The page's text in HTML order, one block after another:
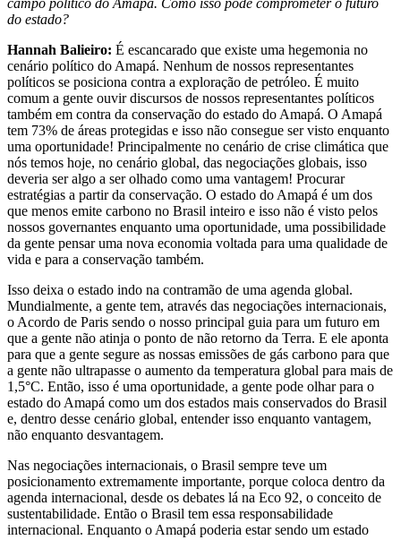
do estado?
Hannah Balieiro: É escancarado que existe uma hegemonia no
cenário político do Amapá. Nenhum de nossos representantes
políticos se posiciona contra a exploração de petróleo. É muito
comum a gente ouvir discursos de nossos representantes políticos
também em contra da conservação do estado do Amapá. O Amapá
tem 73% de áreas protegidas e isso não consegue ser visto enquanto
uma oportunidade! Principalmente no cenário de crise climática que
nós temos hoje, no cenário global, das negociações globais, isso
deveria ser algo a ser olhado como uma vantagem! Procurar
estratégias a partir da conservação. O estado do Amapá é um dos
que menos emite carbono no Brasil inteiro e isso não é visto pelos
nossos governantes enquanto uma oportunidade, uma possibilidade
da gente pensar uma nova economia voltada para uma qualidade de
vida e para a conservação também.
Isso deixa o estado indo na contramão de uma agenda global.
Mundialmente, a gente tem, através das negociações internacionais,
o Acordo de Paris sendo o nosso principal guia para um futuro em
que a gente não atinja o ponto de não retorno da Terra. E ele aponta
para que a gente segure as nossas emissões de gás carbono para que
a gente não ultrapasse o aumento da temperatura global para mais de
1,5°C. Então, isso é uma oportunidade, a gente pode olhar para o
estado do Amapá como um dos estados mais conservados do Brasil
e, dentro desse cenário global, entender isso enquanto vantagem,
não enquanto desvantagem.
Nas negociações internacionais, o Brasil sempre teve um
posicionamento extremamente importante, porque coloca dentro da
agenda internacional, desde os debates lá na Eco 92, o conceito de
sustentabilidade. Então o Brasil tem essa responsabilidade
internacional. Enquanto o Amapá poderia estar sendo um estado